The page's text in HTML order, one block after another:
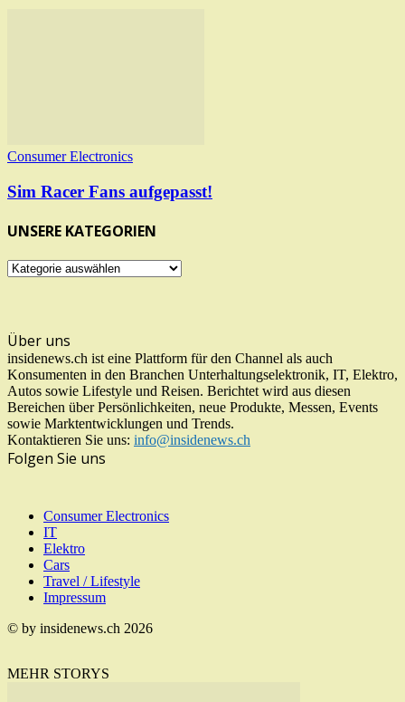
Consumer Electronics
Sim Racer Fans aufgepasst!
UNSERE KATEGORIEN
UNSERE
Über uns
insidenews.ch ist eine Plattform für den Channel als auch
Konsumenten in den Branchen Unterhaltungselektronik, IT, Elektro,
Autos sowie Lifestyle und Reisen. Berichtet wird aus diesen
Bereichen über Persönlichkeiten, neue Produkte, Messen, Events
sowie Marktentwicklungen und Trends.
Kontaktieren Sie uns: info@insidenews.ch
Folgen Sie uns
Consumer Electronics
IT
Elektro
Cars
Travel / Lifestyle
Impressum
© by insidenews.ch 2026
MEHR STORYS